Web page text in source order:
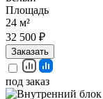
Площадь
24 м²
32 500 ₽
Заказать
под заказ